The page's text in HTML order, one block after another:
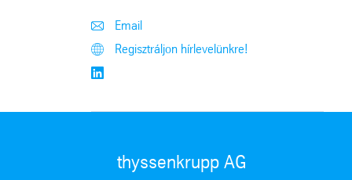
Email
Regisztráljon hírlevelünkre!
thyssenkrupp AG